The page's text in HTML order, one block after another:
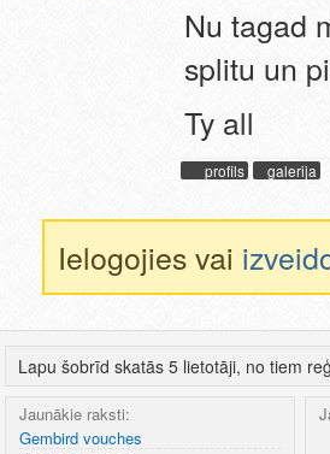
Nu tagad
splitu un
Ty all
profils galerija
Ielogojies vai
Lapu šobrīd skatās 5 lietotāji, no tiem
Jaunākie raksti:
Gembird vouches